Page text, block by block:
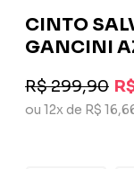
CINTO
GANCINI
R$ 299,90
ou 12x de R$